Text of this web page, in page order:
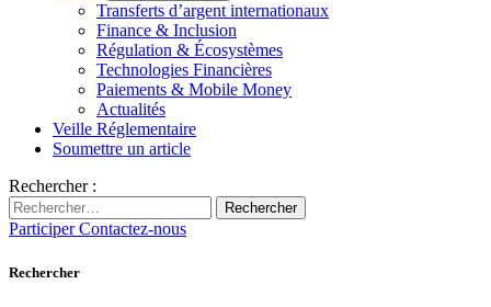
Transferts d’argent internationaux
Finance & Inclusion
Régulation & Écosystèmes
Technologies Financières
Paiements & Mobile Money
Actualités
Veille Réglementaire
Soumettre un article
Rechercher :
Rechercher
ParticiperContactez-nous
Rechercher